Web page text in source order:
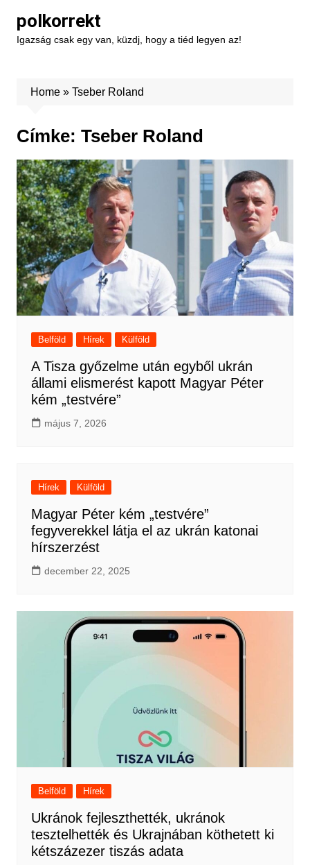
content
polkorrekt
Igazság csak egy van, küzdj, hogy a tiéd legyen az!
Home» Tseber Roland
Címke: Tseber Roland
Belföld Hírek Külföld
A Tisza győzelme után egyből ukrán
állami elismerést kapott Magyar Péter
kém „testvére”
május 7, 2026
Hírek Külföld
Magyar Péter kém „testvére”
fegyverekkel látja el az ukrán katonai
hírszerzést
december 22, 2025
Belföld Hírek
Ukránok fejleszthették, ukránok
tesztelhették és Ukrajnában köthetett ki
kétszázezer tiszás adata